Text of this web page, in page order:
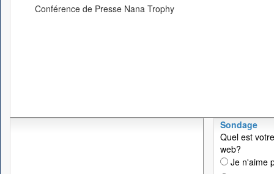
Conférence de Presse Nana Trophy
Sondage
Quel est
web?
Je n'aime